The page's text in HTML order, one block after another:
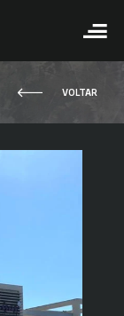
VOLTAR